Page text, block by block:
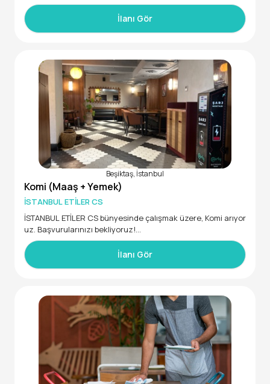
İlanı Gör
Beşiktaş, İstanbul
Komi (Maaş + Yemek)
İSTANBUL ETİLER CS
İSTANBUL ETİLER CS bünyesinde çalışmak üzere, Komi arıyor
uz. Başvurularınızı bekliyoruz!
İlanı Gör